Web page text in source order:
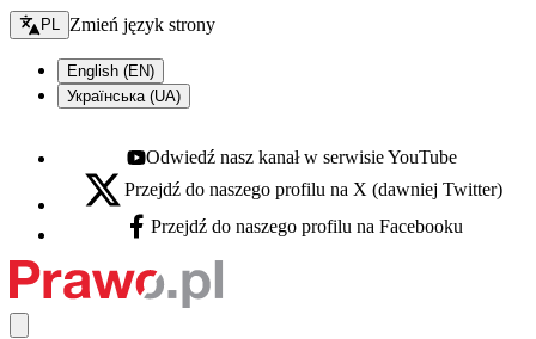
Zmień język - bieżący:
PL Zmień język strony
English (EN)
Українська (UA)
Youtube - otwiera się w nowej karcie
Odwiedź nasz kanał w serwisie YouTube
X - otwiera się w nowej karcie
Przejdź do naszego profilu na X (dawniej Twitter)
Facebook - otwiera się w nowej karcie
Przejdź do naszego profilu na Facebooku